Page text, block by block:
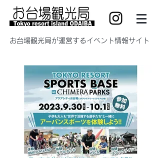
​お台場観光局が運営するイベント情報サイト